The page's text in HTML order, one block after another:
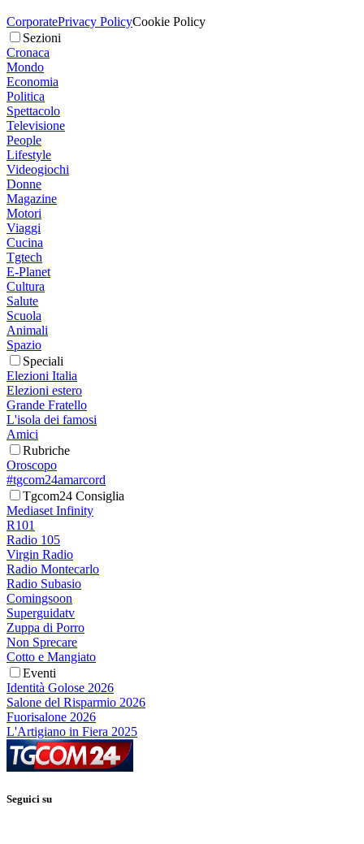
CorporatePrivacy PolicyCookie Policy
Sezioni
Cronaca
Mondo
Economia
Politica
Spettacolo
Televisione
People
Lifestyle
Videogiochi
Donne
Magazine
Motori
Viaggi
Cucina
Tgtech
E-Planet
Cultura
Salute
Scuola
Animali
Spazio
Speciali
Elezioni Italia
Elezioni estero
Grande Fratello
L'isola dei famosi
Amici
Rubriche
Oroscopo
#tgcom24amarcord
Tgcom24 Consiglia
Mediaset Infinity
R101
Radio 105
Virgin Radio
Radio Montecarlo
Radio Subasio
Comingsoon
Superguidatv
Zuppa di Porro
Non Sprecare
Cotto e Mangiato
Eventi
Identità Golose 2026
Salone del Risparmio 2026
Fuorisalone 2026
L'Artigiano in Fiera 2025
Seguici su